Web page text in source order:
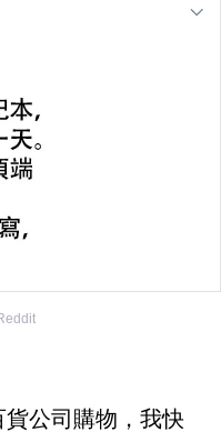
公司購物，我快